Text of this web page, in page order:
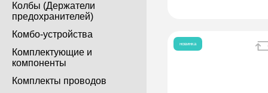
Колбы (Держатели
предохранителей)
Комбо-устройства
Комплектующие и
компоненты
Комплекты проводов
новинка